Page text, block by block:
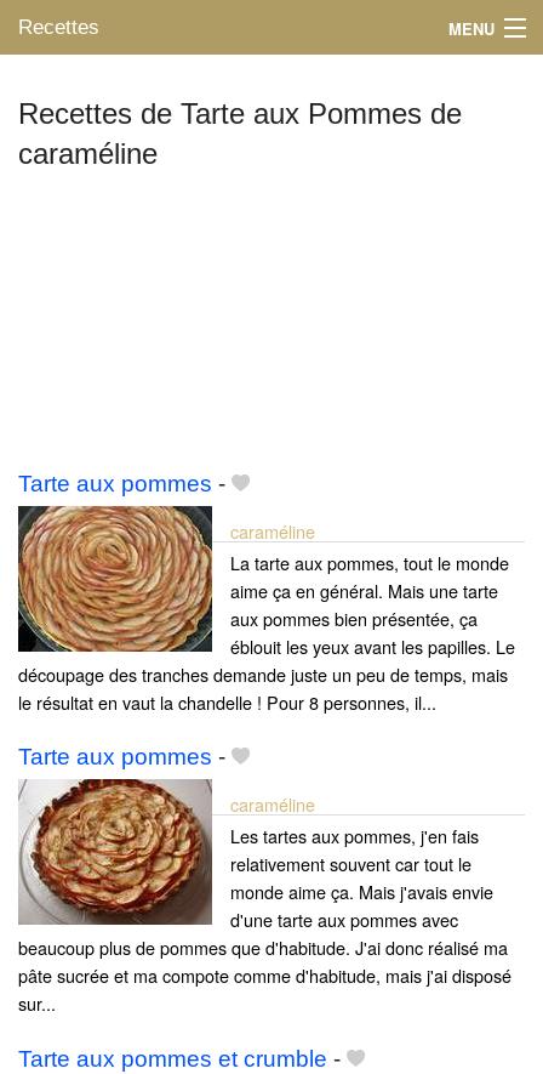
Recettes MENU
Mes blogs préférés
Recettes de Tarte aux Pommes de
caraméline
Tarte aux pommes -
caraméline
La tarte aux pommes, tout le monde
aime ça en général. Mais une tarte
aux pommes bien présentée, ça
éblouit les yeux avant les papilles. Le
découpage des tranches demande juste un peu de temps, mais
le résultat en vaut la chandelle ! Pour 8 personnes, il...
Tarte aux pommes -
caraméline
Les tartes aux pommes, j'en fais
relativement souvent car tout le
monde aime ça. Mais j'avais envie
d'une tarte aux pommes avec
beaucoup plus de pommes que d'habitude. J'ai donc réalisé ma
pâte sucrée et ma compote comme d'habitude, mais j'ai disposé
sur...
Tarte aux pommes et crumble -